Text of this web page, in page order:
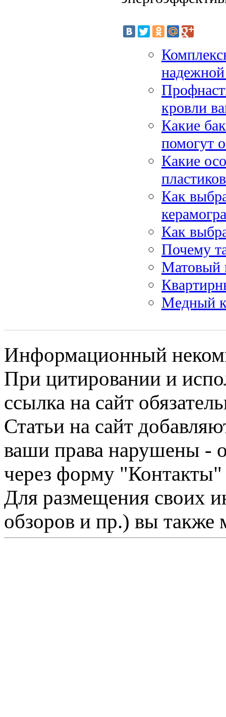
кровли
Какие
помогут
Какие
Как
Как
Почему
Матовый
Медный
Информационный
При цитировании и
ссылка на сайт
Статьи на сайт
ваши права нарушены -
через форму "Контакты"
Для размещения своих
обзоров и пр.) вы также